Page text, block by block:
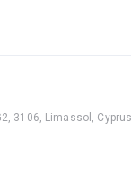
3106, Limassol,